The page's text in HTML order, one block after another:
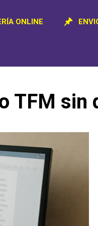
ONLINE
TFM sin